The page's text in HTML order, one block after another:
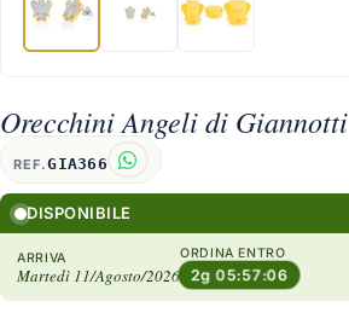
Orecchini Angeli di Giannotti
REF.GIA366
DISPONIBILE
ARRIVA
Martedì 11/Agosto/2026
ORDINA ENTRO
2g 05:57:05